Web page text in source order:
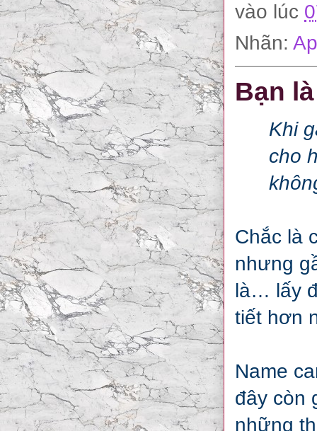
vào lúc
Nhãn:
Bạn
Khi
cho
Chắc là
nhưng
là… lấy
tiết hơn
Name
đây còn
những